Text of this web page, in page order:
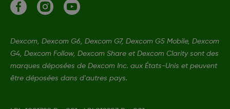
Dexcom, Dexcom G6, Dexcom G7, Dexcom G5 Mobile, Dexcom
G4, Dexcom Follow, Dexcom Share et Dexcom Clarity sont des
marques déposées de Dexcom Inc. aux États-Unis et peuvent
être déposées dans d'autres pays.